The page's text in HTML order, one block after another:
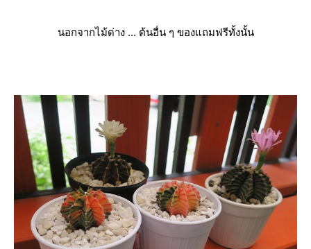
นอกจากไม้ด่าง ... ต้นอื่น ๆ ของแถมฟรีทั้งนั้น